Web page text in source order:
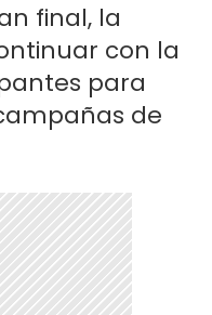
final, la
con la
para
de